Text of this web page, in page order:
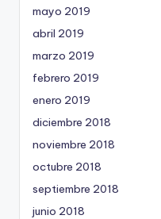
mayo 2019
abril 2019
marzo 2019
febrero 2019
enero 2019
diciembre 2018
noviembre 2018
octubre 2018
septiembre 2018
junio 2018